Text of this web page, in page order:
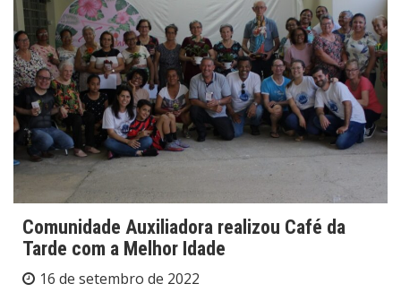
Comunidade Auxiliadora realizou Café da
Tarde com a Melhor Idade
16 de setembro de 2022